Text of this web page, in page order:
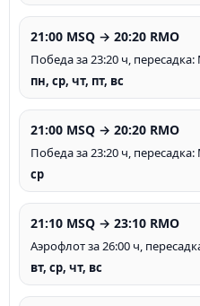
21:00 MSQ → 20:20 RMO
Победа за 23:20 ч,
пн, ср, чт, пт, вс
21:00 MSQ → 20:20 RMO
Победа за 23:20 ч,
ср
21:10 MSQ → 23:10 RMO
Аэрофлот за 26:00 ч,
вт, ср, чт, вс